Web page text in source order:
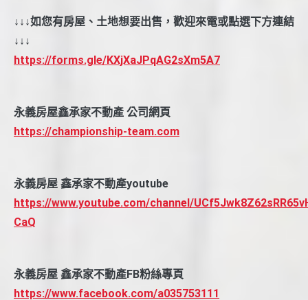
↓↓↓如您有房屋、土地想要出售，歡迎來電或點選下方連結
↓↓↓
https://forms.gle/KXjXaJPqAG2sXm5A7
永義房屋鑫承家不動產 公司網頁
https://championship-team.com
永義房屋 鑫承家不動產youtube
https://www.youtube.com/channel/
CaQ
永義房屋 鑫承家不動產FB粉絲專頁
https://www.facebook.com/a035753111